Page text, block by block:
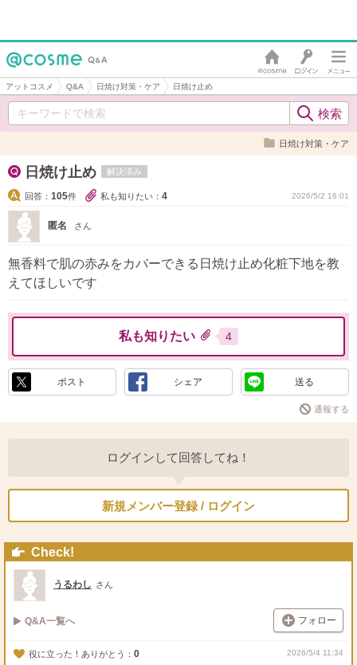
アットコスメ Q&A 日焼け対策・ケア 日焼け止め
日焼け対策・ケア
日焼け止め 解決済み
回答： 105件 私も知りたい： 4 2026/5/2 16:01
匿名 さん
無香料で肌の赤みをカバーできる日焼け止め化粧下地を教
えてほしいです
私も知りたい 4
ポスト シェア 送る
通報する
ログインして回答してね！
新規メンバー登録 / ログイン
Check!
うるわし さん
Q&A一覧へ フォロー
役に立った！ありがとう： 0 2026/5/4 11:34